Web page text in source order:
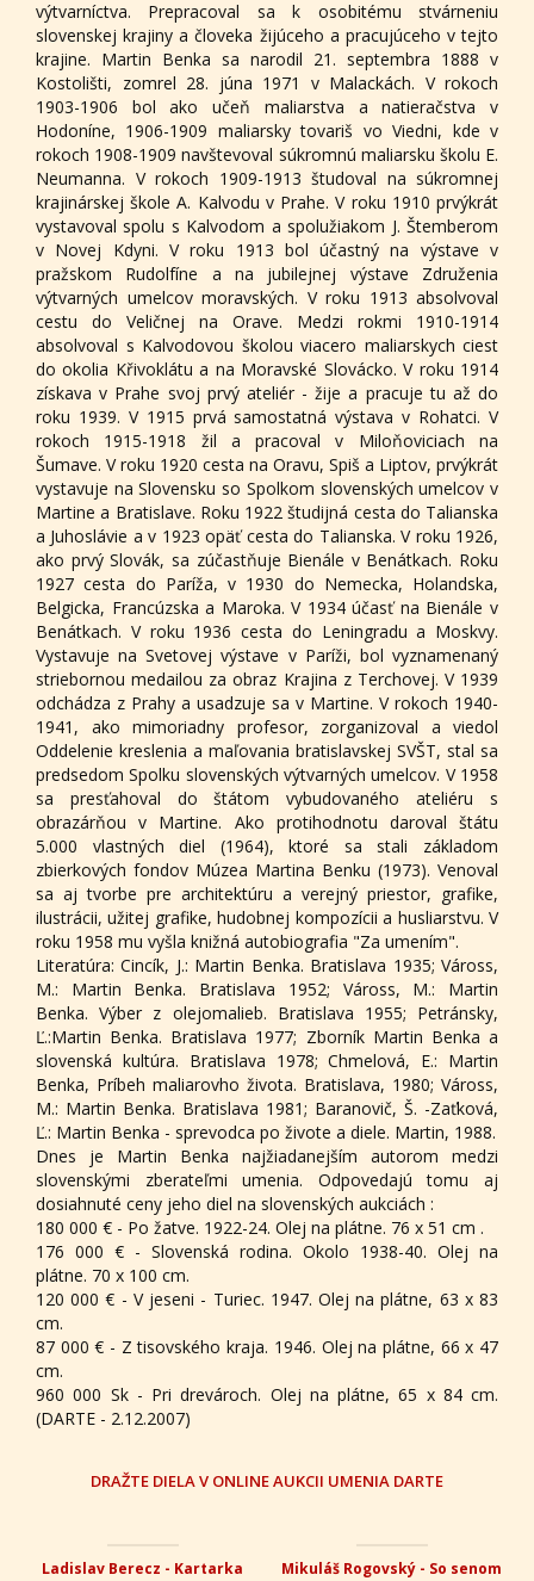
výtvarníctva. Prepracoval sa k osobitému stvárneniu
slovenskej krajiny a človeka žijúceho a pracujúceho v tejto
krajine. Martin Benka sa narodil 21. septembra 1888 v
Kostolišti, zomrel 28. júna 1971 v Malackách. V rokoch
1903-1906 bol ako učeň maliarstva a natieračstva v
Hodoníne, 1906-1909 maliarsky tovariš vo Viedni, kde v
rokoch 1908-1909 navštevoval súkromnú maliarsku školu E.
Neumanna. V rokoch 1909-1913 študoval na súkromnej
krajinárskej škole A. Kalvodu v Prahe. V roku 1910 prvýkrát
vystavoval spolu s Kalvodom a spolužiakom J. Štemberom
v Novej Kdyni. V roku 1913 bol účastný na výstave v
pražskom Rudolfíne a na jubilejnej výstave Združenia
výtvarných umelcov moravských. V roku 1913 absolvoval
cestu do Veličnej na Orave. Medzi rokmi 1910-1914
absolvoval s Kalvodovou školou viacero maliarskych ciest
do okolia Křivoklátu a na Moravské Slovácko. V roku 1914
získava v Prahe svoj prvý ateliér - žije a pracuje tu až do
roku 1939. V 1915 prvá samostatná výstava v Rohatci. V
rokoch 1915-1918 žil a pracoval v Miloňoviciach na
Šumave. V roku 1920 cesta na Oravu, Spiš a Liptov, prvýkrát
vystavuje na Slovensku so Spolkom slovenských umelcov v
Martine a Bratislave. Roku 1922 študijná cesta do Talianska
a Juhoslávie a v 1923 opäť cesta do Talianska. V roku 1926,
ako prvý Slovák, sa zúčastňuje Bienále v Benátkach. Roku
1927 cesta do Paríža, v 1930 do Nemecka, Holandska,
Belgicka, Francúzska a Maroka. V 1934 účasť na Bienále v
Benátkach. V roku 1936 cesta do Leningradu a Moskvy.
Vystavuje na Svetovej výstave v Paríži, bol vyznamenaný
striebornou medailou za obraz Krajina z Terchovej. V 1939
odchádza z Prahy a usadzuje sa v Martine. V rokoch 1940-
1941, ako mimoriadny profesor, zorganizoval a viedol
Oddelenie kreslenia a maľovania bratislavskej SVŠT, stal sa
predsedom Spolku slovenských výtvarných umelcov. V 1958
sa presťahoval do štátom vybudovaného ateliéru s
obrazárňou v Martine. Ako protihodnotu daroval štátu
5.000 vlastných diel (1964), ktoré sa stali základom
zbierkových fondov Múzea Martina Benku (1973). Venoval
sa aj tvorbe pre architektúru a verejný priestor, grafike,
ilustrácii, užitej grafike, hudobnej kompozícii a husliarstvu. V
roku 1958 mu vyšla knižná autobiografia "Za umením".
Literatúra: Cincík, J.: Martin Benka. Bratislava 1935; Váross,
M.: Martin Benka. Bratislava 1952; Váross, M.: Martin
Benka. Výber z olejomalieb. Bratislava 1955; Petránsky,
Ľ.:Martin Benka. Bratislava 1977; Zborník Martin Benka a
slovenská kultúra. Bratislava 1978; Chmelová, E.: Martin
Benka, Príbeh maliarovho života. Bratislava, 1980; Váross,
M.: Martin Benka. Bratislava 1981; Baranovič, Š. -Zaťková,
Ľ.: Martin Benka - sprevodca po živote a diele. Martin, 1988.
Dnes je Martin Benka najžiadanejším autorom medzi
slovenskými zberateľmi umenia. Odpovedajú tomu aj
dosiahnuté ceny jeho diel na slovenských aukciách :
180 000 € - Po žatve. 1922-24. Olej na plátne. 76 x 51 cm .
176 000 € - Slovenská rodina. Okolo 1938-40. Olej na
plátne. 70 x 100 cm.
120 000 € - V jeseni - Turiec. 1947. Olej na plátne, 63 x 83
cm.
87 000 € - Z tisovského kraja. 1946. Olej na plátne, 66 x 47
cm.
960 000 Sk - Pri drevároch. Olej na plátne, 65 x 84 cm.
(DARTE - 2.12.2007)
DRAŽTE DIELA V ONLINE AUKCII UMENIA DARTE
Ladislav Berecz - Kartarka Mikuláš Rogovský - So senom